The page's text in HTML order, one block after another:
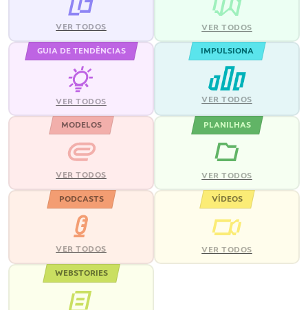
VER TODOS VER TODOS
GUIA DE TENDÊNCIAS
VER TODOS
IMPULSIONA
VER TODOS
MODELOS
VER TODOS
PLANILHAS
VER TODOS
PODCASTS
VER TODOS
VÍDEOS
VER TODOS
WEBSTORIES